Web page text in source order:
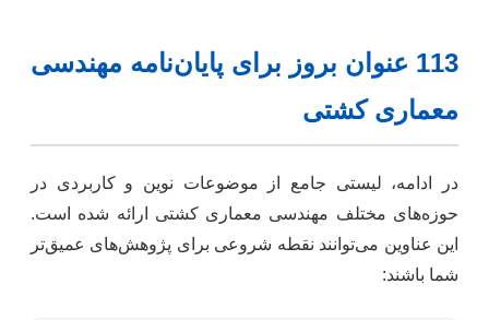
113 عنوان بروز برای پایان‌نامه مهندسی
معماری کشتی
در ادامه، لیستی جامع از موضوعات نوین و کاربردی در
حوزه‌های مختلف مهندسی معماری کشتی ارائه شده است.
این عناوین می‌توانند نقطه شروعی برای پژوهش‌های عمیق‌تر
شما باشند: